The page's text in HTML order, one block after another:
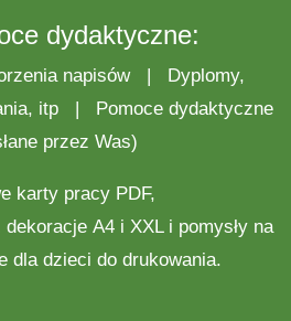
dydaktyczne:
napisów| Dyplomy,
itp| Pomoce dydaktyczne
przez Was)
karty pracyPDF,
dekoracje A4 i XXL i pomysły na
dla dzieci do drukowania.